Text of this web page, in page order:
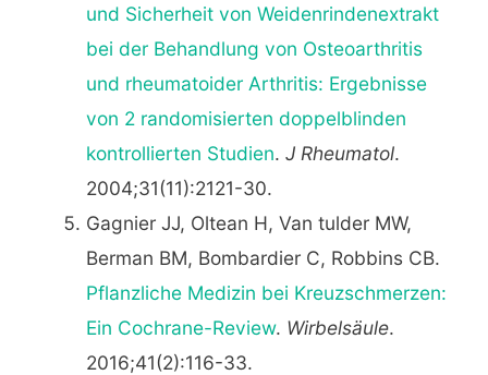
und Sicherheit von Weidenrindenextrakt
bei der Behandlung von Osteoarthritis
und rheumatoider Arthritis: Ergebnisse
von 2 randomisierten doppelblinden
kontrollierten Studien. J Rheumatol.
2004;31(11):2121-30.
Gagnier JJ, Oltean H, Van tulder MW,
Berman BM, Bombardier C, Robbins CB.
Pflanzliche Medizin bei Kreuzschmerzen:
Ein Cochrane-Review. Wirbelsäule.
2016;41(2):116-33.